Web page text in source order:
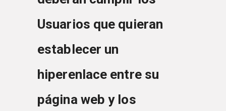
Usuarios que quieran
establecer un
hiperenlace entre su
página web y los